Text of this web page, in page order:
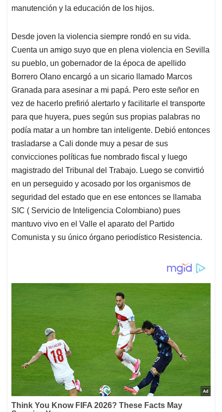
manutención y la educación de los hijos.
Desde joven la violencia siempre rondó en su vida.
Cuenta un amigo suyo que en plena violencia en Sevilla
su pueblo, un gobernador de la época de apellido
Borrero Olano encargó a un sicario llamado Marcos
Granada para asesinar a mi papá. Pero este señor en
vez de hacerlo prefirió alertarlo y facilitarle el transporte
para que huyera, pues según sus propias palabras no
podía matar a un hombre tan inteligente. Debió entonces
trasladarse a Cali donde muy a pesar de sus
convicciones políticas fue nombrado fiscal y luego
magistrado del Tribunal del Trabajo. Luego se convirtió
en un perseguido y acosado por los organismos de
seguridad del estado que en ese entonces se llamaba
SIC ( Servicio de Inteligencia Colombiano) pues
mantuvo vivo en el Valle el aparato del Partido
Comunista y su único órgano periodístico Resistencia.